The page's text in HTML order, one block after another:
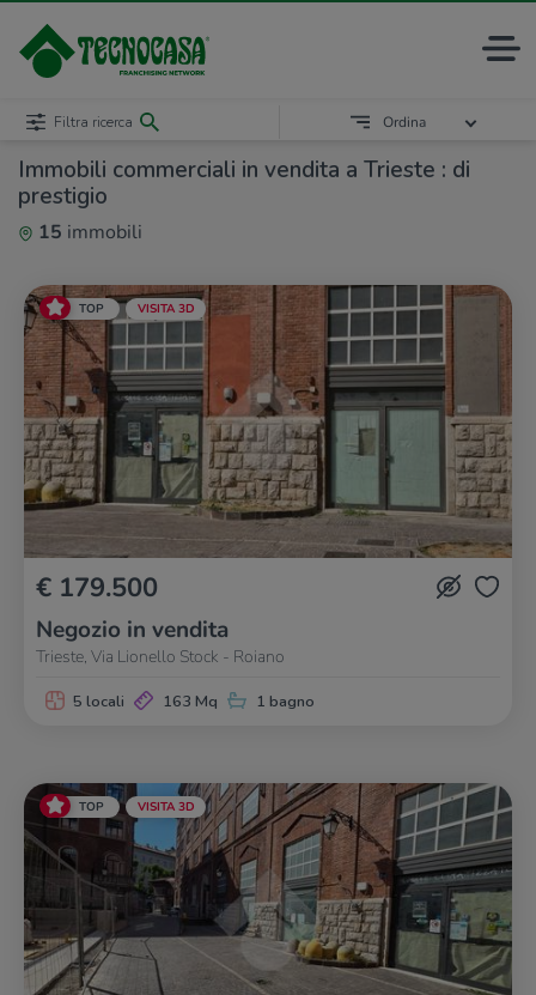
Immobili commerciali in vendita a Trieste : di
prestigio
15 immobili
Filtra ricerca Ordina
TOP VISITA 3D
€ 179.500
Negozio in vendita
Trieste, Via Lionello Stock - Roiano
5 locali 163 Mq 1 bagno
TOP VISITA 3D